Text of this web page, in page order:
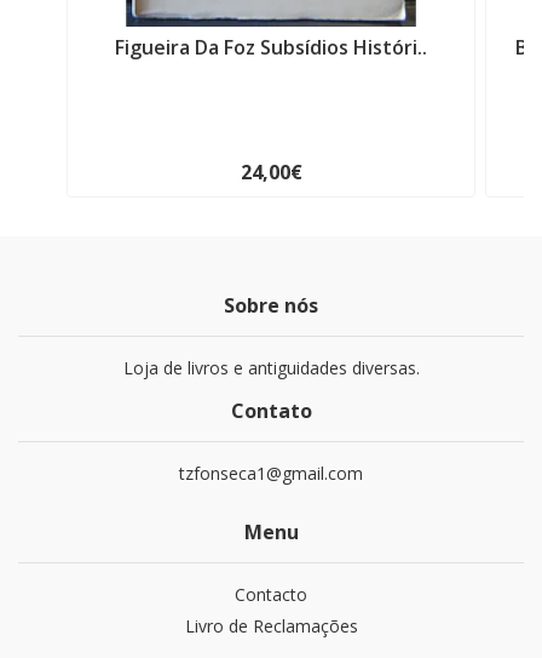
Figueira Da Foz Subsídios Históri..
24,00€
Sobre nós
Loja de livros e antiguidades diversas.
Contato
tzfonseca1@gmail.com
Menu
Contacto
Livro de Reclamações